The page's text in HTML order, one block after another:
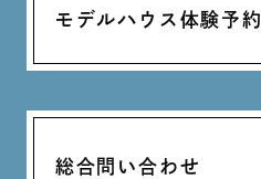
モデルハウス体験予約
総合問い合わせ